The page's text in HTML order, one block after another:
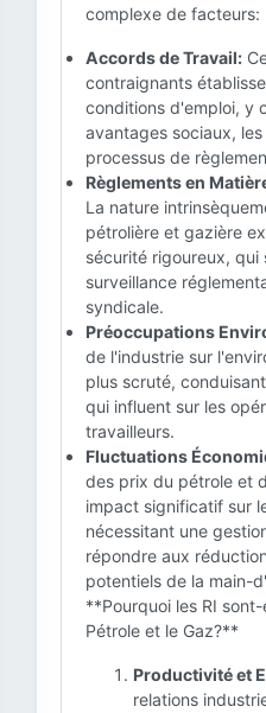
complexe de facteurs:
Accords de Travail:
contraignants
conditions d'emploi, y
avantages sociaux,
processus de
Règlements en
La nature
pétrolière et gazière
sécurité rigoureux, qui
surveillance
syndicale.
Préoccupations
de l'industrie sur
plus scruté,
qui influent sur les
travailleurs.
Fluctuations
des prix du pétrole et
impact significatif sur
nécessitant une
répondre aux
potentiels de la main-
**Pourquoi les RI
Pétrole et le Gaz?**
Productivité et
relations